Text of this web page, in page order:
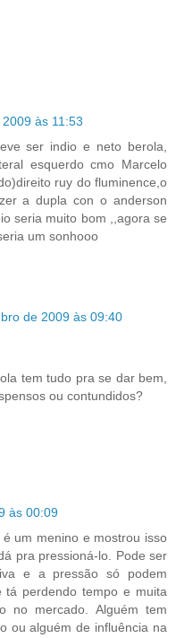
às 11:53
ser indio e neto berola,
esquerdo cmo Marcelo
ruy do fluminence,o
a dupla con o anderson
seria muito bom ,,agora se
um sonhooo
de 2009 às 09:40
tem tudo pra se dar bem,
ou contundidos?
às 00:09
um menino e mostrou isso
pra pressioná-lo. Pode ser
e a pressão só podem
tá perdendo tempo e muita
no mercado. Alguém tem
ou alguém de influência na